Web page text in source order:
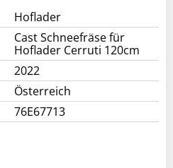
Hoflader
Cast Schneefräse für
Hoflader Cerruti 120cm
2022
Österreich
76E67713